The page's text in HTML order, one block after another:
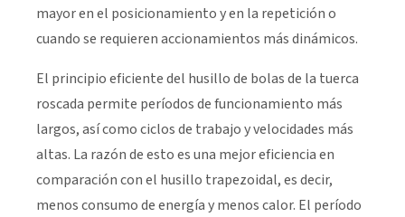
mayor en el posicionamiento y en la repetición o
cuando se requieren accionamientos más dinámicos.
El principio eficiente del husillo de bolas de la tuerca
roscada permite períodos de funcionamiento más
largos, así como ciclos de trabajo y velocidades más
altas. La razón de esto es una mejor eficiencia en
comparación con el husillo trapezoidal, es decir,
menos consumo de energía y menos calor. El período